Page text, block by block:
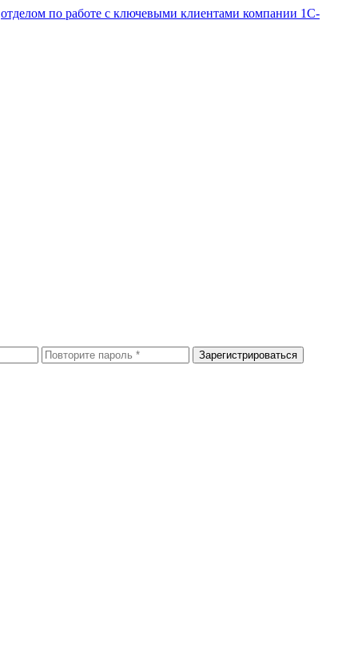
отделом по работе с ключевыми клиентами компании 1С-